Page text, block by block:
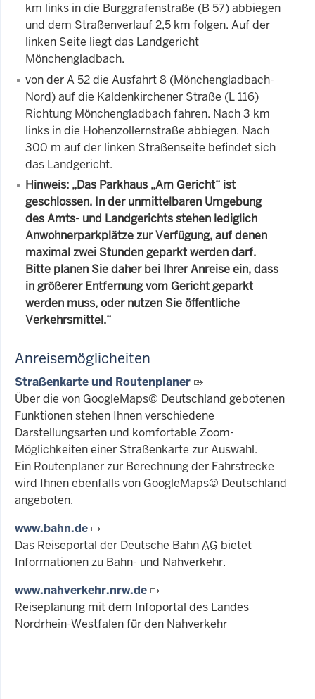
km links in die Burggrafenstraße (B 57) abbiegen
und dem Straßenverlauf 2,5 km folgen. Auf der
linken Seite liegt das Landgericht
Mönchengladbach.
von der A 52 die Ausfahrt 8 (Mönchengladbach-
Nord) auf die Kaldenkirchener Straße (L 116)
Richtung Mönchengladbach fahren. Nach 3 km
links in die Hohenzollernstraße abbiegen. Nach
300 m auf der linken Straßenseite befindet sich
das Landgericht.
Hinweis: „Das Parkhaus „Am Gericht“ ist
geschlossen. In der unmittelbaren Umgebung
des Amts- und Landgerichts stehen lediglich
Anwohnerparkplätze zur Verfügung, auf denen
maximal zwei Stunden geparkt werden darf.
Bitte planen Sie daher bei Ihrer Anreise ein, dass
in größerer Entfernung vom Gericht geparkt
werden muss, oder nutzen Sie öffentliche
Verkehrsmittel.“
Anreisemöglicheiten
Straßenkarte und Routenplaner
Über die von GoogleMaps© Deutschland gebotenen
Funktionen stehen Ihnen verschiedene
Darstellungsarten und komfortable Zoom-
Möglichkeiten einer Straßenkarte zur Auswahl.
Ein Routenplaner zur Berechnung der Fahrstrecke
wird Ihnen ebenfalls von GoogleMaps© Deutschland
angeboten.
www.bahn.de
Das Reiseportal der Deutsche BahnAG bietet
Informationen zu Bahn- und Nahverkehr.
www.nahverkehr.nrw.de
Reiseplanung mit dem Infoportal des Landes
Nordrhein-Westfalen für den Nahverkehr